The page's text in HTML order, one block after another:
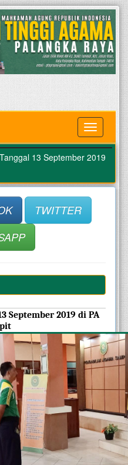
MENU
13 September 2019
TWITTER
September 2019 di PA